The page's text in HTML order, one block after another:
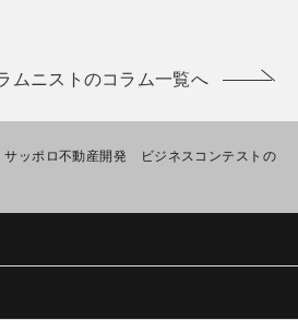
ムニストのコラム一覧へ
サッポロ不動産開発 ビジネスコンテストの